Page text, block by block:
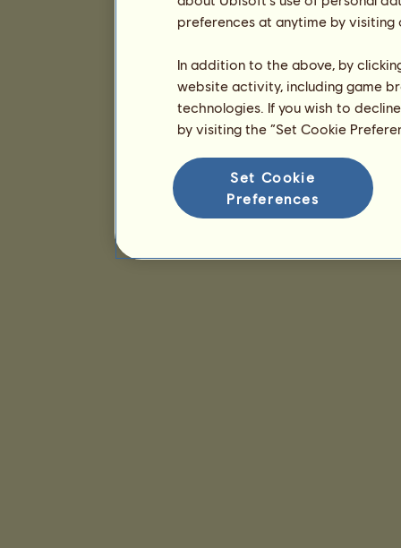
preferences at anytime by
In addition to the above, by
website activity, including game
technologies. If you wish to
by visiting the “Set Cookie
Set Cookie
Preferences